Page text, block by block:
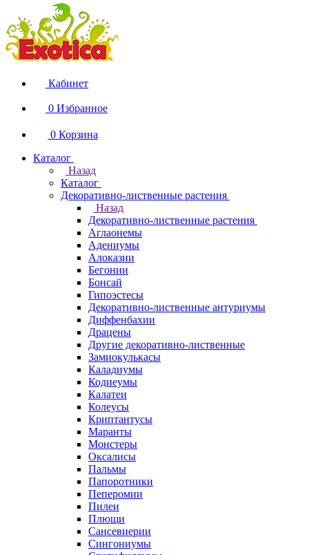
Кабинет
0 Избранное
0 Корзина
Каталог
Назад
Каталог
Декоративно-лиственные растения
Назад
Декоративно-лиственные растения
Аглаонемы
Адениумы
Алоказии
Бегонии
Бонсай
Гипоэстесы
Декоративно-лиственные антуриумы
Диффенбахии
Драцены
Другие декоративно-лиственные
Замиокулькасы
Каладиумы
Кодиеумы
Калатеи
Колеусы
Криптантусы
Маранты
Монстеры
Оксалисы
Пальмы
Папоротники
Пеперомии
Пилеи
Плющи
Сансевиерии
Сингониумы